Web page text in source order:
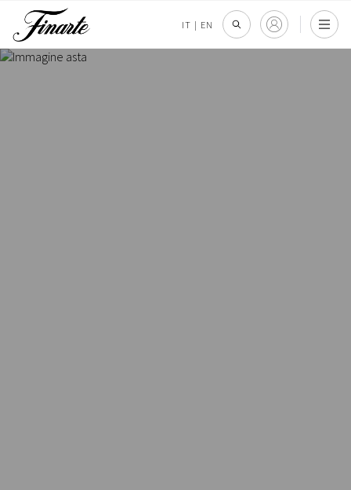
IT | EN